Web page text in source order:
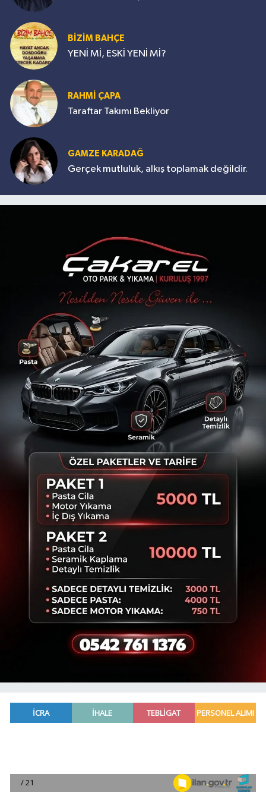
BİZİM BAHÇE
YENİ Mİ, ESKİ YENİ Mİ?
RAHMİ ÇAPA
Taraftar Takımı Bekliyor
GAMZE KARADAĞ
Gerçek mutluluk, alkış toplamak değildir.